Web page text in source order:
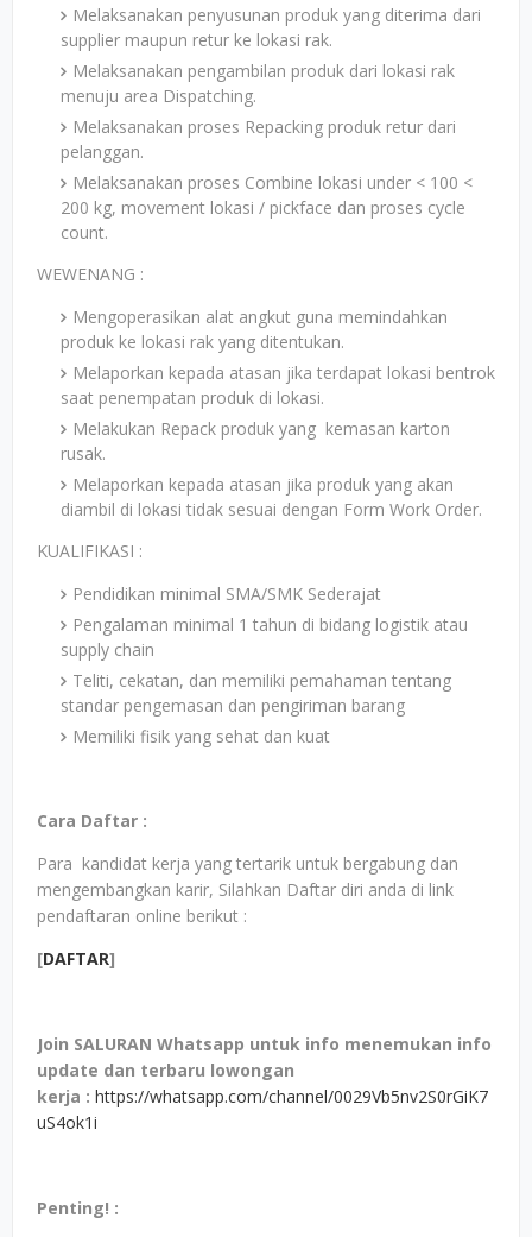
Melaksanakan penyusunan produk yang diterima dari
supplier maupun retur ke lokasi rak.
Melaksanakan pengambilan produk dari lokasi rak
menuju area Dispatching.
Melaksanakan proses Repacking produk retur dari
pelanggan.
Melaksanakan proses Combine lokasi under < 100 <
200 kg, movement lokasi / pickface dan proses cycle
count.
WEWENANG :
Mengoperasikan alat angkut guna memindahkan
produk ke lokasi rak yang ditentukan.
Melaporkan kepada atasan jika terdapat lokasi bentrok
saat penempatan produk di lokasi.
Melakukan Repack produk yang kemasan karton
rusak.
Melaporkan kepada atasan jika produk yang akan
diambil di lokasi tidak sesuai dengan Form Work Order.
KUALIFIKASI :
Pendidikan minimal SMA/SMK Sederajat
Pengalaman minimal 1 tahun di bidang logistik atau
supply chain
Teliti, cekatan, dan memiliki pemahaman tentang
standar pengemasan dan pengiriman barang
Memiliki fisik yang sehat dan kuat
Cara Daftar :
Para kandidat kerja yang tertarik untuk bergabung dan
mengembangkan karir, Silahkan Daftar diri anda di link
pendaftaran online berikut :
[DAFTAR]
Join SALURAN Whatsapp untuk info menemukan info
update dan terbaru lowongan
kerja : https://whatsapp.com/channel/0029Vb5nv2S0rGiK7
uS4ok1i
Penting! :